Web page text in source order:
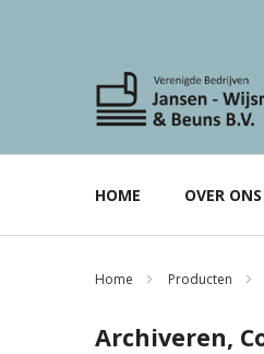
HOME OVER ONS
Home Producten
Archiveren,